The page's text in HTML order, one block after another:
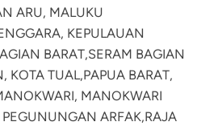
ARU, MALUKU
KEPULAUAN
BARAT,SERAM BAGIAN
KOTA TUAL,PAPUA BARAT,
MANOKWARI
PEGUNUNGAN ARFAK,RAJA